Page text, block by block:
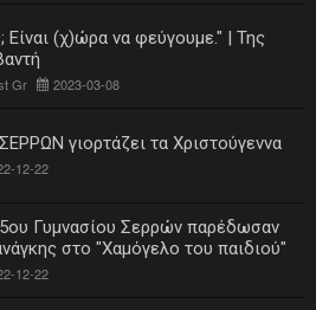
(χ)ώρα να φεύγουμε." | Της
Gr 2023-03-08
γιορτάζει τα Χριστούγεννα
12-22
Γυμνασίου Σερρών παρέδωσαν
στο "Χαμόγελο του παιδιού"
12-22